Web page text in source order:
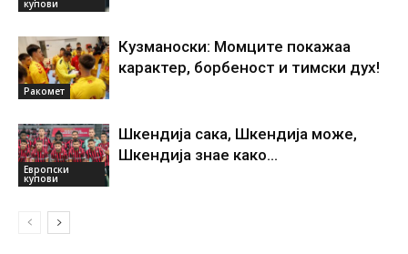
купови
Ракомет
Кузманоски: Момците покажаа
карактер, борбеност и тимски дух!
Европски
купови
Шкендија сака, Шкендија може,
Шкендија знае како…